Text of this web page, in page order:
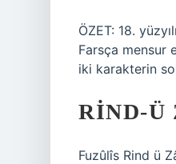
ÖZET: 18.
Farsça mensur
iki karakterin
RIND-Ü
Fuzûlîs Rind ü